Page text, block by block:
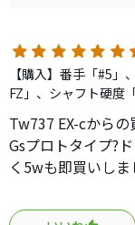
【購入】番手「#5」
FZ」、シャフト硬度「
Tw737 EX-cからの
Gsプロトタイプ?
く5wも即買いし
ドラ同様に構え
った顔がgood!打